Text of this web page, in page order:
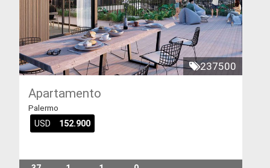
237500
Apartamento
Palermo
USD 152.900